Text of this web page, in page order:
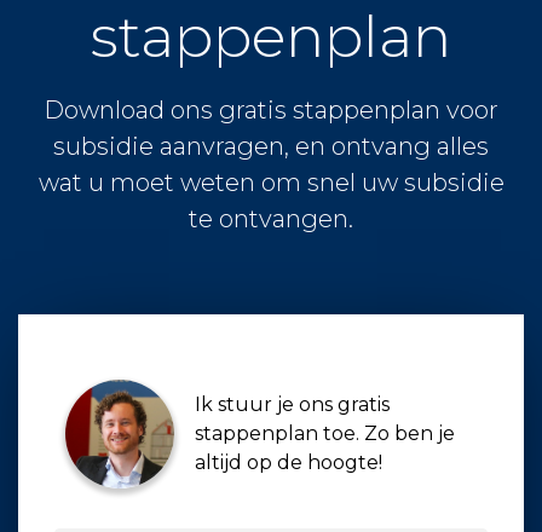
stappenplan
Download ons gratis stappenplan voor
subsidie aanvragen, en ontvang alles
wat u moet weten om snel uw subsidie
te ontvangen.
Ik stuur je ons gratis
stappenplan toe. Zo ben je
altijd op de hoogte!